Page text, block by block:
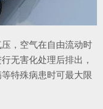
，空气在自由流动时
无害化处理后排出，
特殊病患时可最大限